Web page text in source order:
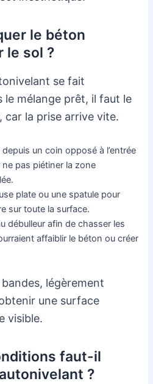
le béton
le sol ?
se fait
le mélange prêt, il faut le
car la prise arrive vite.
un coin opposé à l’entrée
pas piétiner la zone
plate ou une spatule pour
sur toute la surface.
débulleur afin de chasser les
affaiblir le béton ou créer
légèrement
une surface
visible.
faut-il
?